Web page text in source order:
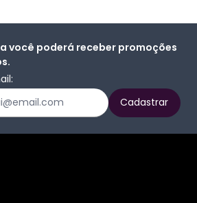
você poderá receber promoções